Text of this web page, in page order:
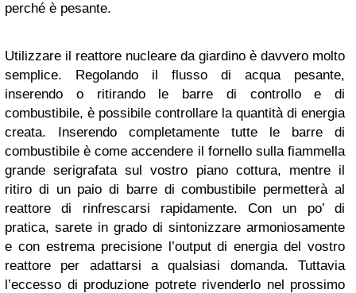
perché è pesante.
Utilizzare il reattore nucleare da giardino è davvero molto
semplice. Regolando il flusso di acqua pesante,
inserendo o ritirando le barre di controllo e di
combustibile, è possibile controllare la quantità di energia
creata. Inserendo completamente tutte le barre di
combustibile è come accendere il fornello sulla fiammella
grande serigrafata sul vostro piano cottura, mentre il
ritiro di un paio di barre di combustibile permetterà al
reattore di rinfrescarsi rapidamente. Con un po’ di
pratica, sarete in grado di sintonizzare armoniosamente
e con estrema precisione l’output di energia del vostro
reattore per adattarsi a qualsiasi domanda. Tuttavia
l’eccesso di produzione potrete rivenderlo nel prossimo